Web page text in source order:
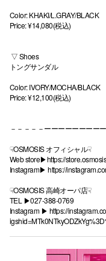
Color: KHAKI/L.GRAY/BLACK
Price: ¥14,080(税込)
⁡ ▽ Shoes
トングサンダル
Color: IVORY/MOCHA/BLACK
Price: ¥12,100(税込)
－－－－－ーーーーーーーー
☟OSMOSIS オフィシャル☟
Web store▶︎https://
Instagram▶︎https://
☟OSMOSIS 高崎オーパ店☟
TEL ▶︎027-388-0769
Instagram ▶︎ https://